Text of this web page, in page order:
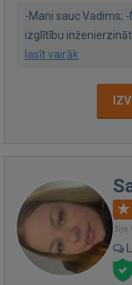
-Mani sauc Vadims;
izglītību
lasīt vairāk
Bija